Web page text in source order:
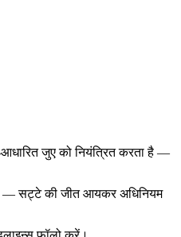
जुए को नियंत्रित करता है —
— सट्टे की जीत आयकर अधिनियम